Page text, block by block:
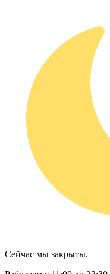
Сейчас мы закрыты.